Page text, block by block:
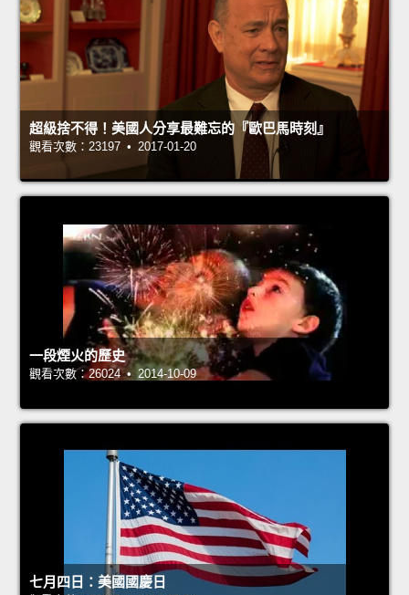
超級捨不得！美國人分享最難忘的『歐巴馬時刻』
觀看次數：23197 • 2017-01-20
一段煙火的歷史
觀看次數：26024 • 2014-10-09
七月四日：美國國慶日